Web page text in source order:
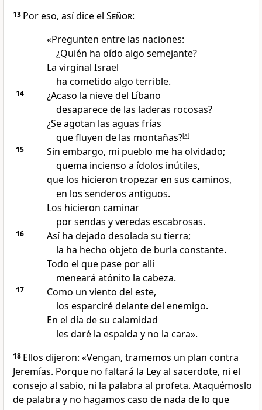
13 Por eso, así dice el Señor:
«Pregunten entre las naciones:
¿Quién ha oído algo semejante?
La virginal Israel
ha cometido algo terrible.
14
¿Acaso la nieve del Líbano
desaparece de las laderas rocosas?
¿Se agotan las aguas frías
que fluyen de las montañas?[a]
15
Sin embargo, mi pueblo me ha olvidado;
quema incienso a ídolos inútiles,
que los hicieron tropezar en sus caminos,
en los senderos antiguos.
Los hicieron caminar
por sendas y veredas escabrosas.
16
Así ha dejado desolada su tierra;
la ha hecho objeto de burla constante.
Todo el que pase por allí
meneará atónito la cabeza.
17
Como un viento del este,
los esparciré delante del enemigo.
En el día de su calamidad
les daré la espalda y no la cara».
18 Ellos dijeron: «Vengan, tramemos un plan contra
Jeremías. Porque no faltará la Ley al sacerdote, ni el
consejo al sabio, ni la palabra al profeta. Ataquémoslo
de palabra y no hagamos caso de nada de lo que